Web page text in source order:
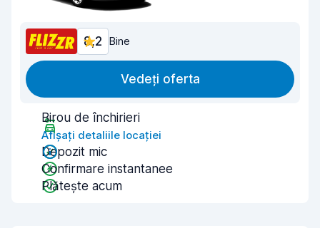
8,2 Bine
Vedeți oferta
Birou de închirieri
Afișați detaliile locației
Depozit mic
Confirmare instantanee
Plătește acum